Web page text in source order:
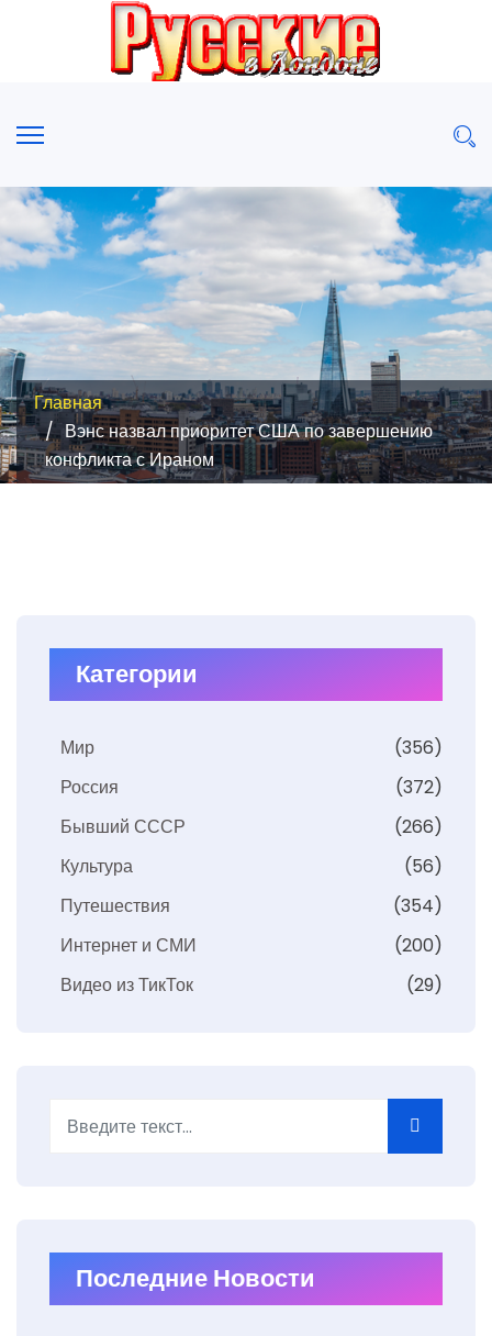
Главная
Вэнс назвал приоритет США по завершению
конфликта с Ираном
Категории
Мир
(356)
Россия
(372)
Бывший СССР
(266)
Культура
(56)
Путешествия
(354)
Интернет и СМИ
(200)
Видео из ТикТок
(29)
Последние Новости